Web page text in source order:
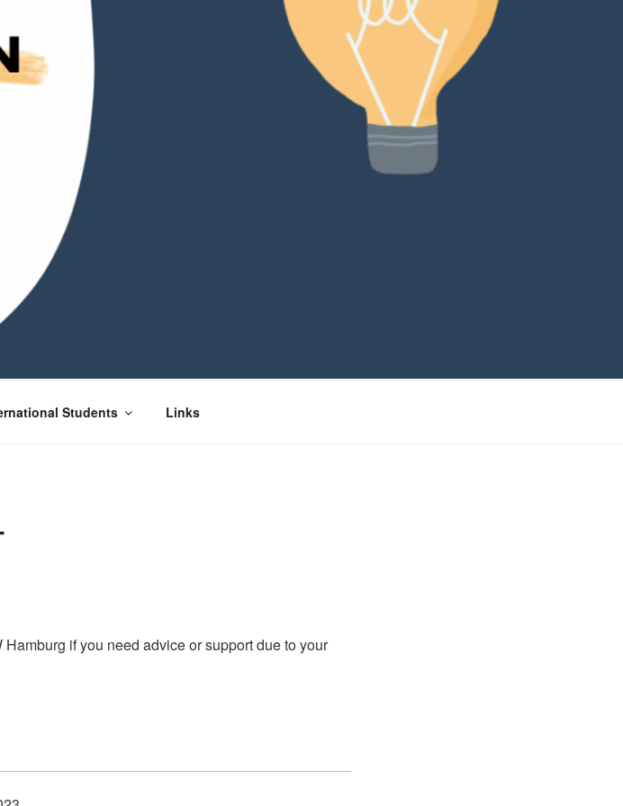
Students Links
if you need advice or support due to your